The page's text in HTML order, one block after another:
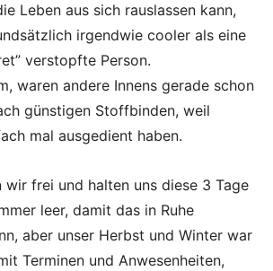
Leben aus sich rauslassen kann,
irgendwie cooler als eine
verstopfte Person.
waren andere Innens gerade schon
günstigen Stoffbinden, weil
mal ausgedient haben.
wir frei und halten uns diese 3 Tage
leer, damit das in Ruhe
aber unser Herbst und Winter war
Terminen und Anwesenheiten,